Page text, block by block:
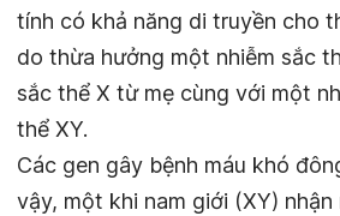
tính có khả năng di truyền cho
do thừa hưởng một nhiễm sắc
sắc thể X từ mẹ cùng với một
thể XY.
Các gen gây bệnh máu khó
vậy, một khi nam giới (XY)